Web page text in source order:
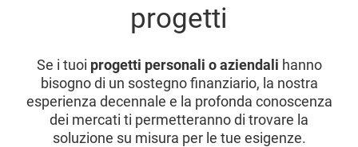
progetti
Se i tuoi progetti personali o aziendali hanno
bisogno di un sostegno finanziario, la nostra
esperienza decennale e la profonda conoscenza
dei mercati ti permetteranno di trovare la
soluzione su misura per le tue esigenze.